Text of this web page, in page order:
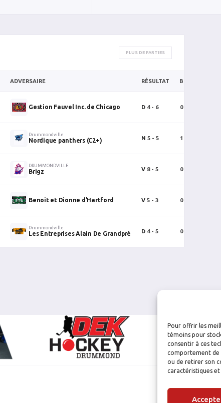
Pour offrir les
témoins pour
consentir à ces
comportement de
ou de retirer son
caractéristiques
PLUS DE PARTIES
ADVERSAIRE RÉSULTAT B
Gestion Fauvel Inc. de Chicago D 4 - 6 0
Drummondville
Nordique panthers (C2+) N 5 - 5 1
DRUMMONDVILLE
Brigz V 8 - 5 0
Benoit et Dionne d'Hartford V 5 - 3 0
Drummondville
Les Entreprises Alain De Grandpré D 4 - 5 0